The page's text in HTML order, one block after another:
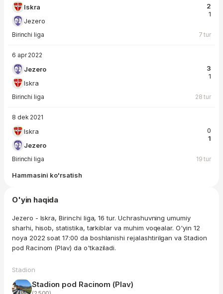
Iskra
Jezero
2
1
Birinchi liga 7 tur
6 apr 2022
Jezero
Iskra
3
1
Birinchi liga 28 tur
8 dek 2021
Iskra
Jezero
0
1
Birinchi liga 19 tur
Hammasini ko'rsatish
O'yin haqida
Jezero - Iskra, Birinchi liga, 16 tur. Uchrashuvning umumiy
sharhi, hisob, statistika, tarkiblar va muhim voqealar. O'yin 12
noya 2022 soat 17:00 da boshlanishi rejalashtirilgan va Stadion
pod Racinom (Plav) da o'tkaziladi.
Stadion
Stadion pod Racinom (Plav)